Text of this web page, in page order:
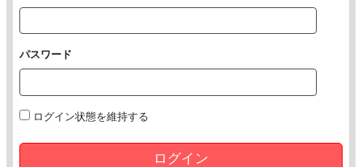
✧ ˖ ───────── ✧ ˖ ───────── ✧ ˖
木漏れ日が差す自然の中で、
パスワード
ログイン状態を維持する
ログイン